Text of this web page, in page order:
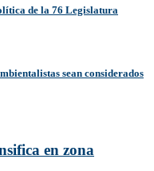
de la 76 Legislatura
sean considerados
en zona